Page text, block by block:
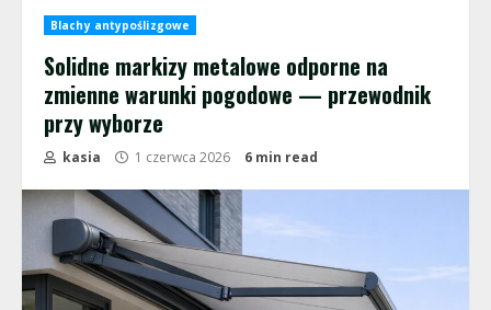
Blachy antypoślizgowe
Solidne markizy metalowe odporne na
zmienne warunki pogodowe — przewodnik
przy wyborze
kasia 1 czerwca 2026 6 min read